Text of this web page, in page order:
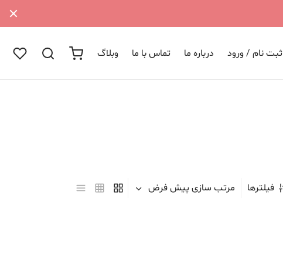
ثبت نام / ورود درباره ما تماس با ما وبلاگ
فیلترها مرتب سازی پیش فرض